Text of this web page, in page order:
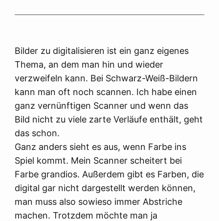
Bilder zu digitalisieren ist ein ganz eigenes
Thema, an dem man hin und wieder
verzweifeln kann. Bei Schwarz-Weiß-Bildern
kann man oft noch scannen. Ich habe einen
ganz vernünftigen Scanner und wenn das
Bild nicht zu viele zarte Verläufe enthält, geht
das schon.
Ganz anders sieht es aus, wenn Farbe ins
Spiel kommt. Mein Scanner scheitert bei
Farbe grandios. Außerdem gibt es Farben, die
digital gar nicht dargestellt werden können,
man muss also sowieso immer Abstriche
machen. Trotzdem möchte man ja